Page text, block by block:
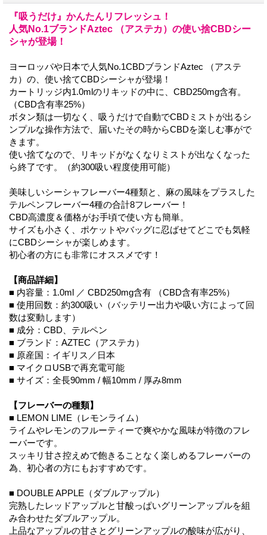
『吸うだけ』かんたんリフレッシュ！
人気No.1ブランドAztec （アステカ）の使い捨CBDシー
シャが登場！
ヨーロッパや日本で人気No.1CBDブランドAztec （アステ
カ）の、使い捨てCBDシーシャが登場！
カートリッジ内1.0mlのリキッドの中に、CBD250mg含有。
（CBD含有率25%）
ボタン類は一切なく、吸うだけで自動でCBDミストが出るシ
ンプルな操作方法で、届いたその時からCBDを楽しむ事がで
きます。
使い捨てなので、リキッドがなくなりミストが出なくなった
ら終了です。（約300吸い程度使用可能）
美味しいシーシャフレーバー4種類と、麻の風味をプラスした
テルペンフレーバー4種の合計8フレーバー！
CBD高濃度＆価格がお手頃で使い方も簡単。
サイズも小さく、ポケットやバッグに忍ばせてどこでも気軽
にCBDシーシャが楽しめます。
初心者の方にも非常にオススメです！
【商品詳細】
■ 内容量：1.0ml ／ CBD250mg含有 （CBD含有率25%）
■ 使用回数：約300吸い（バッテリー出力や吸い方によって回
数は変動します）
■ 成分：CBD、テルペン
■ ブランド：AZTEC（アステカ）
■ 原産国：イギリス／日本
■ マイクロUSBで再充電可能
■ サイズ：全長90mm / 幅10mm / 厚み8mm
【フレーバーの種類】
■ LEMON LIME（レモンライム）
ライムやレモンのフルーティーで爽やかな風味が特徴のフレ
ーバーです。
スッキリ甘さ控えめで飽きることなく楽しめるフレーバーの
為、初心者の方にもおすすめです。
■ DOUBLE APPLE（ダブルアップル）
完熟したレッドアップルと甘酸っぱいグリーンアップルを組
み合わせたダブルアップル。
上品なアップルの甘さとグリーンアップルの酸味が広がり、